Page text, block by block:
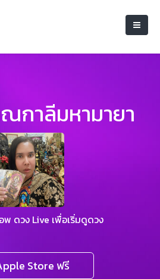
าลีมหามายา
พ ดวง Live เพื่อเริ่มดูดวง
Store ฟรี